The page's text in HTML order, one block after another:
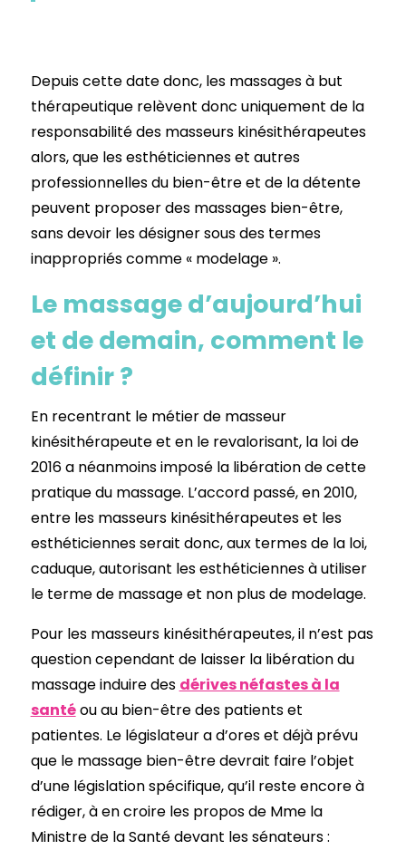
Depuis cette date donc, les massages à but
thérapeutique relèvent donc uniquement de la
responsabilité des masseurs kinésithérapeutes
alors, que les esthéticiennes et autres
professionnelles du bien-être et de la détente
peuvent proposer des massages bien-être,
sans devoir les désigner sous des termes
inappropriés comme « modelage ».
Le massage d’aujourd’hui
et de demain, comment le
définir ?
En recentrant le métier de masseur
kinésithérapeute et en le revalorisant, la loi de
2016 a néanmoins imposé la libération de cette
pratique du massage. L’accord passé, en 2010,
entre les masseurs kinésithérapeutes et les
esthéticiennes serait donc, aux termes de la loi,
caduque, autorisant les esthéticiennes à utiliser
le terme de massage et non plus de modelage.
Pour les masseurs kinésithérapeutes, il n’est pas
question cependant de laisser la libération du
massage induire des dérives néfastes à la
santéou au bien-être des patients et
patientes. Le législateur a d’ores et déjà prévu
que le massage bien-être devrait faire l’objet
d’une législation spécifique, qu’il reste encore à
rédiger, à en croire les propos de Mme la
Ministre de la Santé devant les sénateurs :